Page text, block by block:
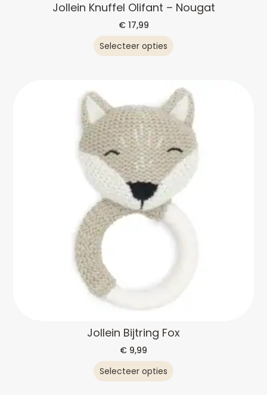
Jollein Knuffel Olifant – Nougat
€17,99
Selecteer opties
Jollein Bijtring Fox
€ 9,99
Selecteer opties